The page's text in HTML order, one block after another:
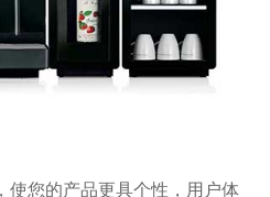
使您的产品更具个性，用户体